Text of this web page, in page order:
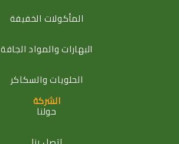
المأكولات الخفيفة
البهارات والمواد الجافة
الحلويات والسكاكر
الشركة
حولنا